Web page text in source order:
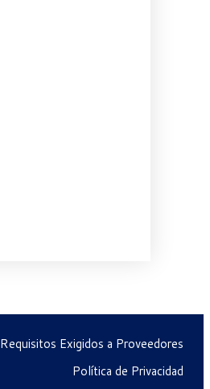
Requisitos Exigidos a Proveedores
Política de Privacidad